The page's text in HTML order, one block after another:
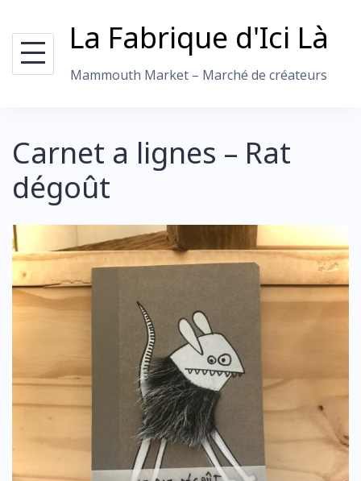
to
content
La Fabrique d'Ici Là
Mammouth Market – Marché de créateurs
Carnet a lignes – Rat
dégoût